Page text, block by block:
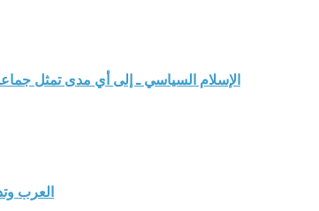
الإسلام السياسي ـ إلى أي مدى تمثل
العرب